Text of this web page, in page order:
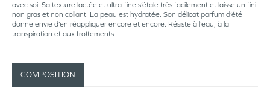
avec soi. Sa texture lactée et ultra-fine s’étale très facilement et laisse un fini
non gras et non collant. La peau est hydratée. Son délicat parfum d’été
donne envie d’en réappliquer encore et encore. Résiste à l’eau, à la
transpiration et aux frottements.
COMPOSITION